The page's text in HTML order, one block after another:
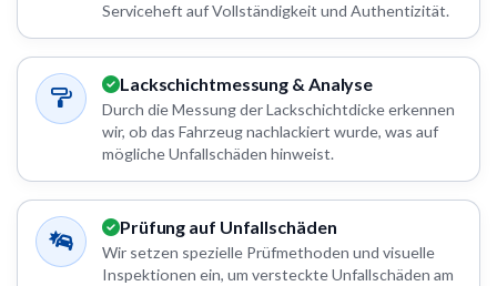
Serviceheft auf Vollständigkeit und Authentizität.
Lackschichtmessung & Analyse
Durch die Messung der Lackschichtdicke erkennen
wir, ob das Fahrzeug nachlackiert wurde, was auf
mögliche Unfallschäden hinweist.
Prüfung auf Unfallschäden
Wir setzen spezielle Prüfmethoden und visuelle
Inspektionen ein, um versteckte Unfallschäden am